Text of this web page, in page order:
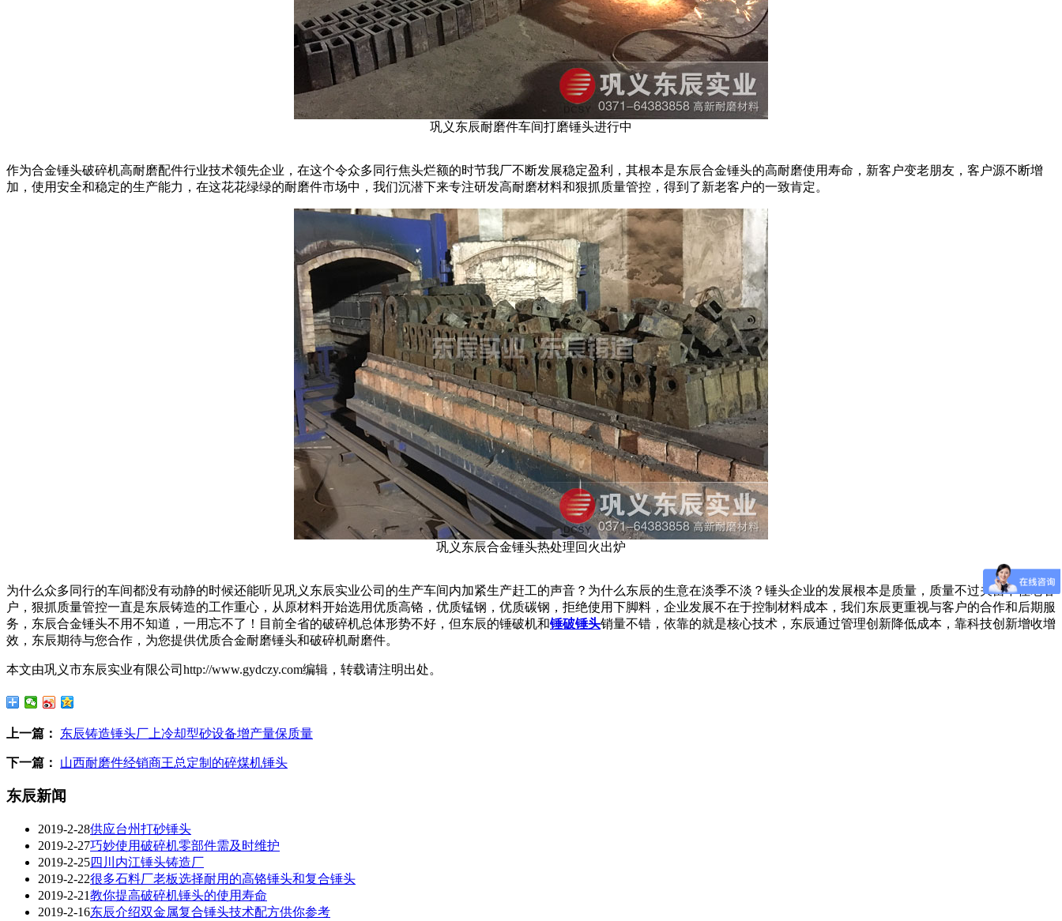
巩义东辰耐磨件车间打磨锤头进行中
作为合金锤头破碎机高耐磨配件行业技术领先企业，在这个令众多同行焦头烂额的时节我厂不断发展稳定盈利，其根本是东辰合金锤头的高耐磨使用寿命，新客户变老朋友，客户源不断增
加，使用安全和稳定的生产能力，在这花花绿绿的耐磨件市场中，我们沉潜下来专注研发高耐磨材料和狠抓质量管控，得到了新老客户的一致肯定。
巩义东辰合金锤头热处理回火出炉
为什么众多同行的车间都没有动静的时候还能听见巩义东辰实业公司的生产车间内加紧生产赶工的声音？为什么东辰的生意在淡季不淡？锤头企业的发展根本是质量，质量不过关留不住老客
户，狠抓质量管控一直是东辰铸造的工作重心，从原材料开始选用优质高铬，优质锰钢，优质碳钢，拒绝使用下脚料，企业发展不在于控制材料成本，我们东辰更重视与客户的合作和后期服
务，东辰合金锤头不用不知道，一用忘不了！目前全省的破碎机总体形势不好，但东辰的锤破机和锤破锤头销量不错，依靠的就是核心技术，东辰通过管理创新降低成本，靠科技创新增收增
效，东辰期待与您合作，为您提供优质合金耐磨锤头和破碎机耐磨件。
本文由巩义市东辰实业有限公司http://www.gydczy.com编辑，转载请注明出处。
上一篇： 东辰铸造锤头厂上冷却型砂设备增产量保质量
下一篇： 山西耐磨件经销商王总定制的碎煤机锤头
东辰新闻
2019-2-28供应台州打砂锤头
2019-2-27巧妙使用破碎机零部件需及时维护
2019-2-25四川内江锤头铸造厂
2019-2-22很多石料厂老板选择耐用的高铬锤头和复合锤头
2019-2-21教你提高破碎机锤头的使用寿命
2019-2-16东辰介绍双金属复合锤头技术配方供你参考